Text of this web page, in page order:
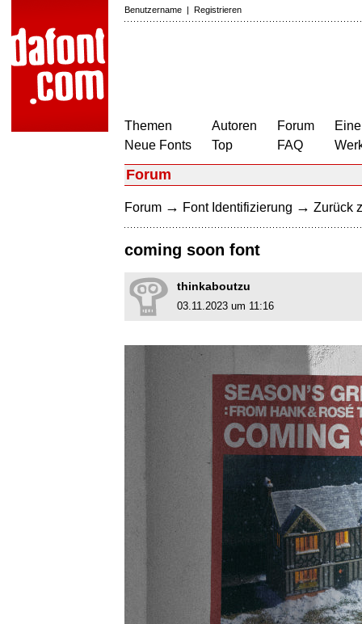
Benutzername | Registrieren
Themen
Neue Fonts
Autoren
Top
Forum
FAQ
Forum
Forum → Font Identifizierung → Zurück
coming soon font
thinkaboutzu
03.11.2023 um 11:16